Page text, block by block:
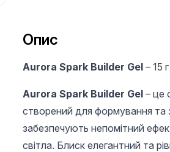
Опис
Aurora Spark Builder Gel – 15
Aurora Spark Builder Gel – це
створений для формування та
забезпечують непомітний
світла. Блиск елегантний та